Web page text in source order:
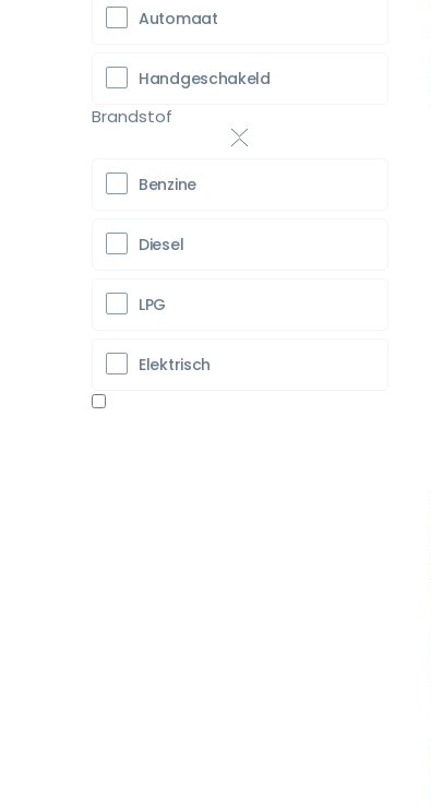
Automaat
Handgeschakeld
Brandstof
Benzine
Diesel
LPG
Elektrisch